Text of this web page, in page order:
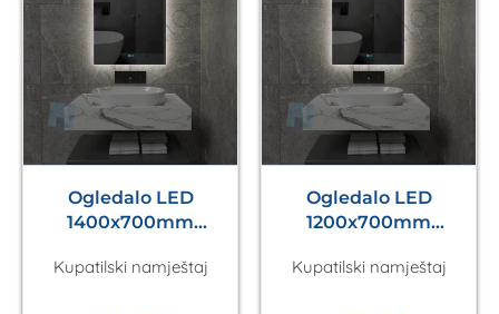
Ogledalo LED
1400x700mm
Kupatilski namještaj
Ogledalo LED
1200x700mm
Kupatilski namještaj